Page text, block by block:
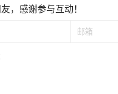
，感谢参与互动！